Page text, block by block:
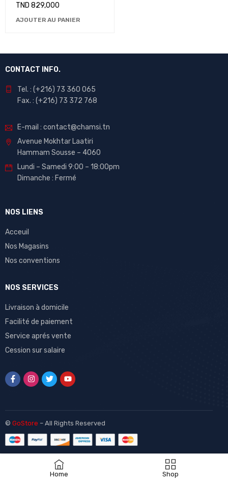
Home Shop
TND 829,000
AJOUTER AU PANIER
CONTACT INFO.
Tel. : (+216) 73 360 065
Fax. : (+216) 73 372 768
E-mail : contact@chamsi.tn
Avenue Mokhtar Laatiri
Hammam Sousse – 4060
Lundi – Samedi 9:00 – 18:00pm
Dimanche : Fermé
NOS LIENS
Acceuil
Nos Magasins
Nos conventions
NOS SERVICES
Livraison à domicile
Facilité de paiement
Service aprés vente
Cession sur salaire
© GoStore – All Rights Reserved